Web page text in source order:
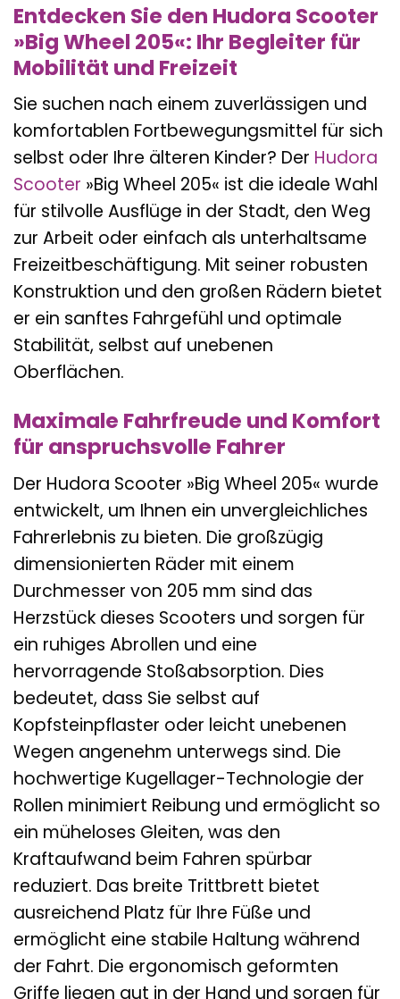
Entdecken Sie den Hudora Scooter
»Big Wheel 205«: Ihr Begleiter für
Mobilität und Freizeit
Sie suchen nach einem zuverlässigen und
komfortablen Fortbewegungsmittel für sich
selbst oder Ihre älteren Kinder? Der Hudora
Scooter »Big Wheel 205« ist die ideale Wahl
für stilvolle Ausflüge in der Stadt, den Weg
zur Arbeit oder einfach als unterhaltsame
Freizeitbeschäftigung. Mit seiner robusten
Konstruktion und den großen Rädern bietet
er ein sanftes Fahrgefühl und optimale
Stabilität, selbst auf unebenen
Oberflächen.
Maximale Fahrfreude und Komfort
für anspruchsvolle Fahrer
Der Hudora Scooter »Big Wheel 205« wurde
entwickelt, um Ihnen ein unvergleichliches
Fahrerlebnis zu bieten. Die großzügig
dimensionierten Räder mit einem
Durchmesser von 205 mm sind das
Herzstück dieses Scooters und sorgen für
ein ruhiges Abrollen und eine
hervorragende Stoßabsorption. Dies
bedeutet, dass Sie selbst auf
Kopfsteinpflaster oder leicht unebenen
Wegen angenehm unterwegs sind. Die
hochwertige Kugellager-Technologie der
Rollen minimiert Reibung und ermöglicht so
ein müheloses Gleiten, was den
Kraftaufwand beim Fahren spürbar
reduziert. Das breite Trittbrett bietet
ausreichend Platz für Ihre Füße und
ermöglicht eine stabile Haltung während
der Fahrt. Die ergonomisch geformten
Griffe liegen gut in der Hand und sorgen für